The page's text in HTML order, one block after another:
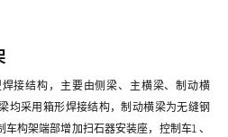
接结构，主要由侧梁、主横梁、制动横
均采用箱形焊接结构，制动横梁为无缝钢
构架端部增加扫石器安装座，控制车1 、